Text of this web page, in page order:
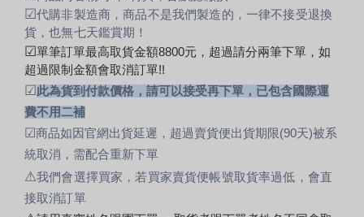
☑代購非製造商，商品不是我們製造的，一律不接受退換
貨，也無七天鑑賞期！
☑單筆訂單最高取貨金額8800元，超過請分兩筆下單，如
超過限制金額會取消訂單!!
☑此為貨到付款價格，請可以接受再下單，已包含國際運
費不用二補
☑商品如因官網出貨延遲，超過賣貨便出貨期限(90天)被系
統取消，需配合重新下單
⚠我們會選擇買家，若買家賣貨便帳號取貨率過低，會直
接取消訂單